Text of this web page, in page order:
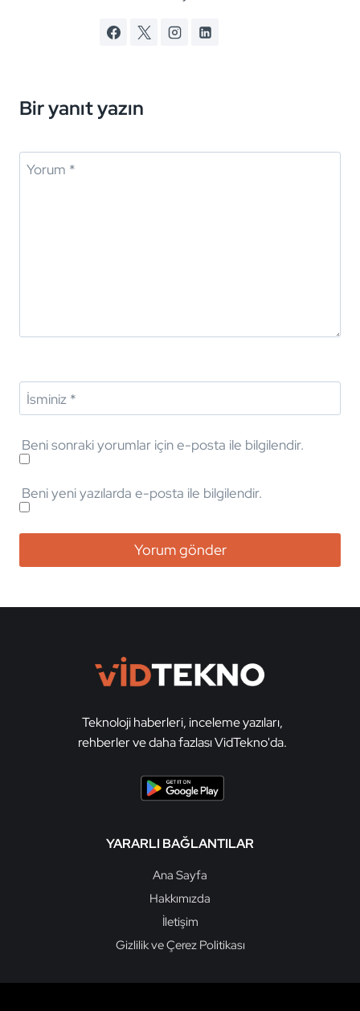
Bir yanıt yazın
Yorum *
İsminiz *
Beni sonraki yorumlar için e-posta ile bilgilendir.
Beni yeni yazılarda e-posta ile bilgilendir.
Teknoloji haberleri, inceleme yazıları,
rehberler ve daha fazlası VidTekno'da.
YARARLI BAĞLANTILAR
Ana Sayfa
Hakkımızda
İletişim
Gizlilik ve Çerez Politikası